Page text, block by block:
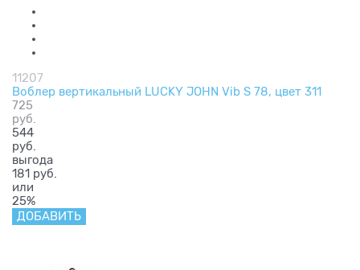
11207
Воблер вертикальный LUCKY JOHN Vib S 78, цвет 311
725
руб.
544
руб.
выгода
181 руб.
или
25%
ДОБАВИТЬ